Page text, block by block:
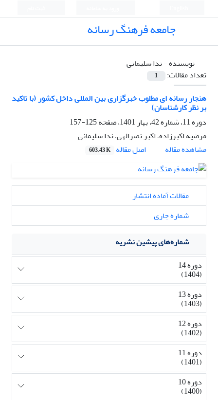
جامعه فرهنگ رسانه
نویسنده =ندا سلیمانی
تعداد مقالات:
1
هنجار رسانه ای مطلوب خبرگزاری بین المللی داخل کشور (با تاکید
بر نظر کارشناسان)
دوره 11، شماره 42، بهار 1401، صفحه
125-157
مرضیه اکبرزاده، اکبر نصرالهی، ندا سلیمانی
مشاهده مقاله
اصل مقاله 603.43 K
مقالات آماده انتشار
شماره جاری
شماره‌های پیشین نشریه
دوره 14
(1404)
دوره 13
(1403)
دوره 12
(1402)
دوره 11
(1401)
دوره 10
(1400)